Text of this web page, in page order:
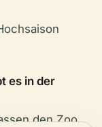
es in der
den Zoo